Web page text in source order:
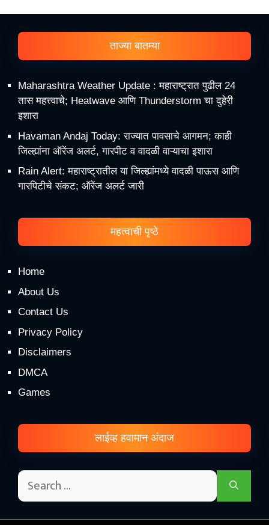
ताज्या बातम्या
Maharashtra Weather Update : महाराष्ट्रात पुढील 24
तास महत्त्वाचे; Heatwave आणि Thunderstorm चा दुहेरी
इशारा
Havaman Andaj Today: राज्यात पावसाचे आगमन; काही
जिल्ह्यांना ऑरेंज अलर्ट, गारपीट व वादळी वाऱ्याचा इशारा
Rain Alert: महाराष्ट्रातील या जिल्ह्यांमध्ये वादळी पाऊस आणि
गारपिटीचे संकट; ऑरेंज अलर्ट जारी
महत्वाची पृष्ठे
Home
About Us
Contact Us
Privacy Policy
Disclaimers
DMCA
Games
लाईव्ह हवामान अंदाज